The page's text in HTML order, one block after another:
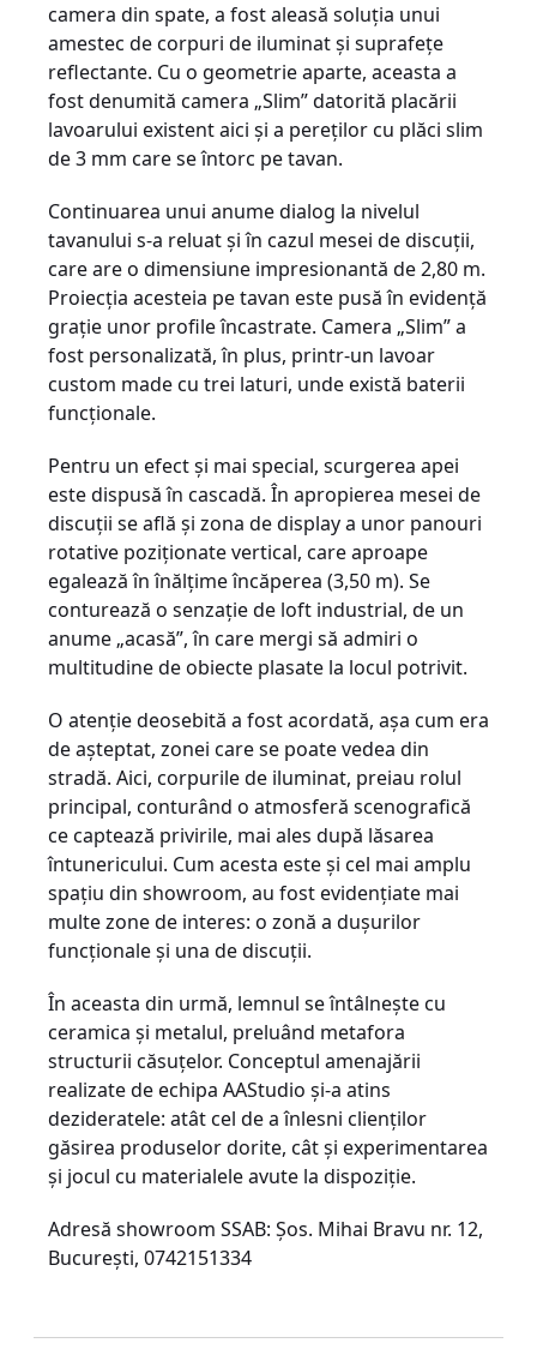
camera din spate, a fost aleasă soluția unui
amestec de corpuri de iluminat și suprafețe
reflectante. Cu o geometrie aparte, aceasta a
fost denumită camera „Slim” datorită placării
lavoarului existent aici și a pereților cu plăci slim
de 3 mm care se întorc pe tavan.
Continuarea unui anume dialog la nivelul
tavanului s-a reluat și în cazul mesei de discuții,
care are o dimensiune impresionantă de 2,80 m.
Proiecția acesteia pe tavan este pusă în evidență
grație unor profile încastrate. Camera „Slim” a
fost personalizată, în plus, printr-un lavoar
custom made cu trei laturi, unde există baterii
funcționale.
Pentru un efect și mai special, scurgerea apei
este dispusă în cascadă. În apropierea mesei de
discuții se află și zona de display a unor panouri
rotative poziționate vertical, care aproape
egalează în înălțime încăperea (3,50 m). Se
conturează o senzație de loft industrial, de un
anume „acasă”, în care mergi să admiri o
multitudine de obiecte plasate la locul potrivit.
O atenție deosebită a fost acordată, așa cum era
de așteptat, zonei care se poate vedea din
stradă. Aici, corpurile de iluminat, preiau rolul
principal, conturând o atmosferă scenografică
ce captează privirile, mai ales după lăsarea
întunericului. Cum acesta este și cel mai amplu
spațiu din showroom, au fost evidențiate mai
multe zone de interes: o zonă a dușurilor
funcționale și una de discuții.
În aceasta din urmă, lemnul se întâlnește cu
ceramica și metalul, preluând metafora
structurii căsuțelor. Conceptul amenajării
realizate de echipa AAStudio și-a atins
dezideratele: atât cel de a înlesni clienților
găsirea produselor dorite, cât și experimentarea
și jocul cu materialele avute la dispoziție.
Adresă showroom SSAB: Șos. Mihai Bravu nr. 12,
București, 0742151334